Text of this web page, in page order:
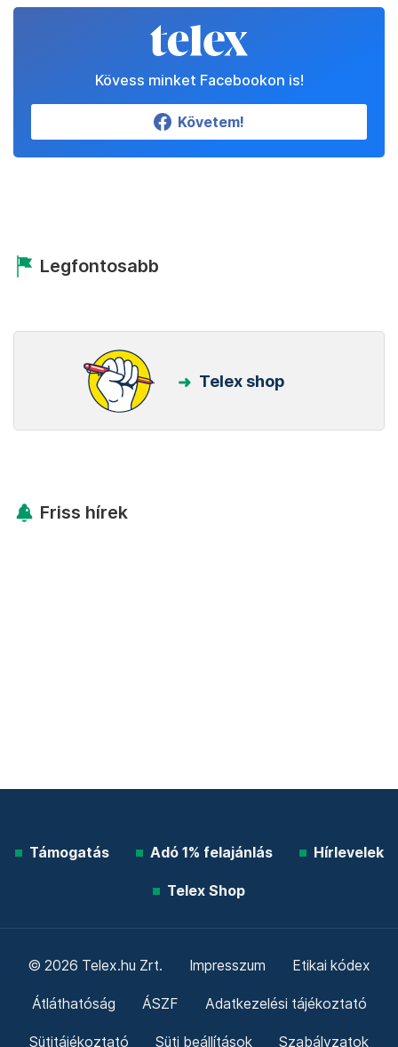
Kövess minket Facebookon is!
Követem!
Legfontosabb
Telex shop
Friss hírek
Támogatás Adó 1% felajánlás Hírlevelek
Telex Shop
© 2026 Telex.hu Zrt. Impresszum Etikai kódex
Átláthatóság ÁSZF Adatkezelési tájékoztató
Sütitájékoztató Süti beállítások Szabályzatok